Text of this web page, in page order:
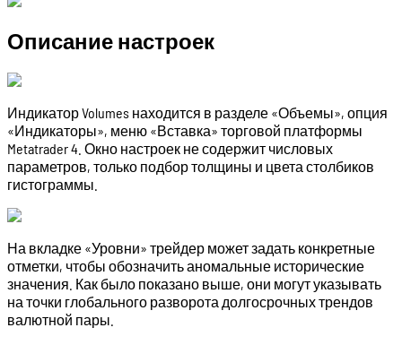
Описание настроек
Индикатор Volumes находится в разделе «Объемы», опция
«Индикаторы», меню «Вставка» торговой платформы
Metatrader 4. Окно настроек не содержит числовых
параметров, только подбор толщины и цвета столбиков
гистограммы.
На вкладке «Уровни» трейдер может задать конкретные
отметки, чтобы обозначить аномальные исторические
значения. Как было показано выше, они могут указывать
на точки глобального разворота долгосрочных трендов
валютной пары.